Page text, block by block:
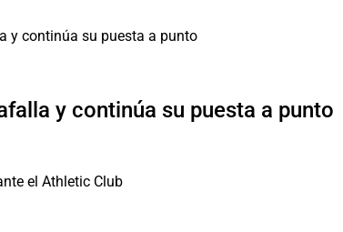
y continúa su puesta a punto